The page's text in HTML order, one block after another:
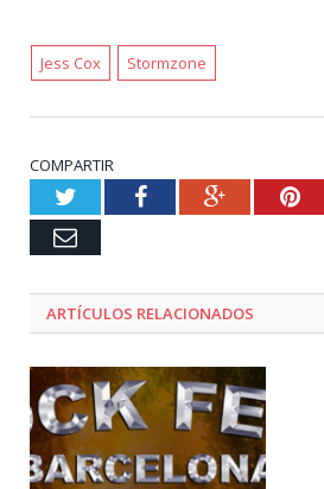
Jess Cox Stormzone
COMPARTIR
TwitterFacebookGoogle+
Email
ARTÍCULOS RELACIONADOS